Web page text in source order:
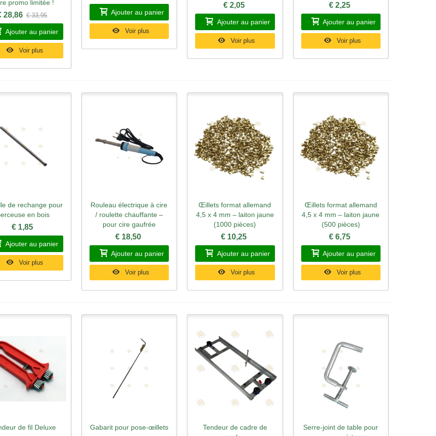
promo limitée !
28,86 € 33,95
Ajouter au panier
Voir plus
Ajouter au panier
Voir plus
€ 2,05
Ajouter au panier
Voir plus
€ 2,25
Ajouter au panier
Voir plus
rapide
de rechange pour
en bois
€ 1,85
Ajouter au panier
Voir plus
Aperçu rapide
Rouleau électrique à cire
/ roulette chauffante –
pour cire gaufrée
€ 18,50
Ajouter au panier
Voir plus
Aperçu rapide
Œillets format allemand
4,5 x 4 mm – laiton jaune
(1000 pièces)
€ 10,25
Ajouter au panier
Voir plus
Aperçu rapide
Œillets format allemand
4,5 x 4 mm – laiton jaune
(500 pièces)
€ 6,75
Ajouter au panier
Voir plus
rapide
de fil Deluxe Aperçu rapide
Gabarit pour pose-œillets Aperçu rapide
Tendeur de cadre de
Aperçu rapide
Serre-joint de table pour